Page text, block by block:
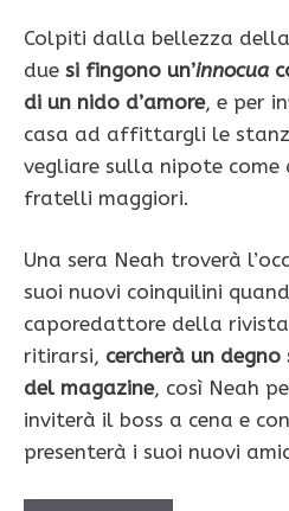
Colpiti dalla bellezza
due si fingono un’innocua
di un nido d’amore, e per
casa ad affittargli le
vegliare sulla nipote come
fratelli maggiori.
Una sera Neah troverà
suoi nuovi coinquilini
caporedattore della rivista
ritirarsi, cercherà un
del magazine, così Neah
inviterà il boss a cena e
presenterà i suoi nuovi